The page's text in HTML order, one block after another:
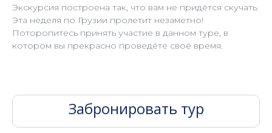
Экскурсия построена так, что вам не придётся скучать.
Эта неделя по Грузии пролетит незаметно!
Поторопитесь принять участие в данном туре, в
котором вы прекрасно проведёте своё время.
Забронировать тур